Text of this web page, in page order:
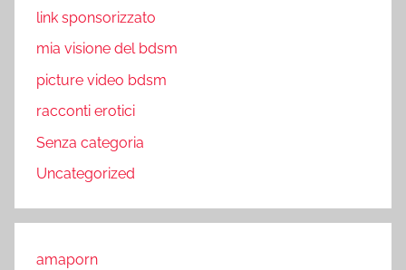
link sponsorizzato
mia visione del bdsm
picture video bdsm
racconti erotici
Senza categoria
Uncategorized
amaporn